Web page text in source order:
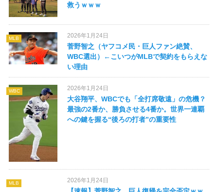
救うｗｗｗ
MLB 2026年1月24日
菅野智之（ヤフコメ民・巨人ファン絶賛、
WBC選出）←こいつがMLBで契約をもらえな
い理由
WBC 2026年1月24日
大谷翔平、WBCでも「全打席敬遠」の危機？
最強の2番か、勝負させる4番か。世界一連覇
への鍵を握る“後ろの打者”の重要性
MLB 2026年1月24日